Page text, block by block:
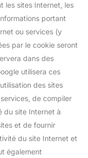
les sites Internet, les
portant
ou services (y
par le cookie seront
dans des
utilisera ces
des sites
de compiler
du site Internet à
et de fournir
du site Internet et
également